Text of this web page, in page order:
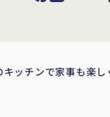
キッチンで家事も楽